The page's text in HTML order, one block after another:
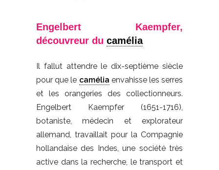
Engelbert Kaempfer,
découvreur du camélia
Il fallut attendre le dix-septième siècle
pour que le camélia envahisse les serres
et les orangeries des collectionneurs.
Engelbert Kaempfer (1651-1716),
botaniste, médecin et explorateur
allemand, travaillait pour la Compagnie
hollandaise des Indes, une société très
active dans la recherche, le transport et